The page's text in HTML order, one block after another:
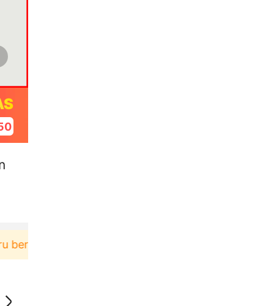
di aplikasi Akulaku bisa dapat voucher